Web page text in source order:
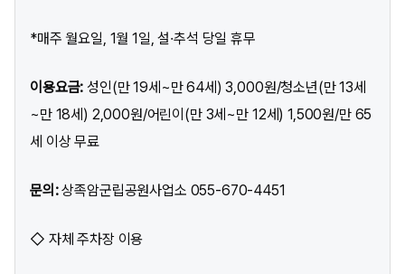
*매주 월요일, 1월 1일, 설·추석 당일 휴무
이용요금:성인(만 19세~만 64세) 3,000원/청소년(만 13세
~만 18세) 2,000원/어린이(만 3세~만 12세) 1,500원/만 65
세 이상 무료
문의:상족암군립공원사업소 055-670-4451
◇ 자체 주차장 이용